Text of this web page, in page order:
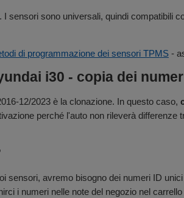
sensori sono universali, quindi compatibili
di programmazione dei sensori TPMS -
i30 - copia dei
12/2023 è la clonazione. In questo caso,
perché l'auto non rileverà
sensori, avremo bisogno dei numeri ID
i numeri nelle note del negozio nel